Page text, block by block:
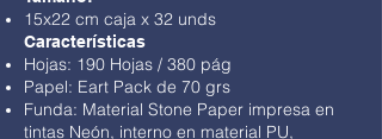
15x22 cm caja x 32 unds
Características
Hojas: 190 Hojas / 380 pág
Papel: Eart Pack de 70 grs
Funda: Material Stone Paper impresa en
tintas Neón, interno en material PU,